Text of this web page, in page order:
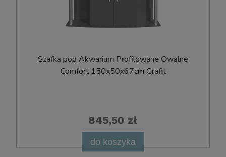
Szafka pod Akwarium Profilowane Owalne
Comfort 150x50x67cm Grafit
845,50 zł
do koszyka